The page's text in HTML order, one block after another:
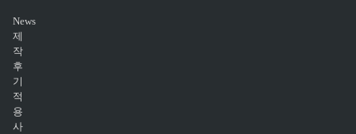
News
제
작
후
기
적
용
사